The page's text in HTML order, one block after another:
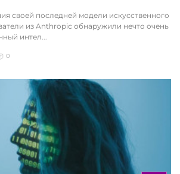
своей последней модели искусственного
из Anthropic обнаружили нечто очень
интел...
0